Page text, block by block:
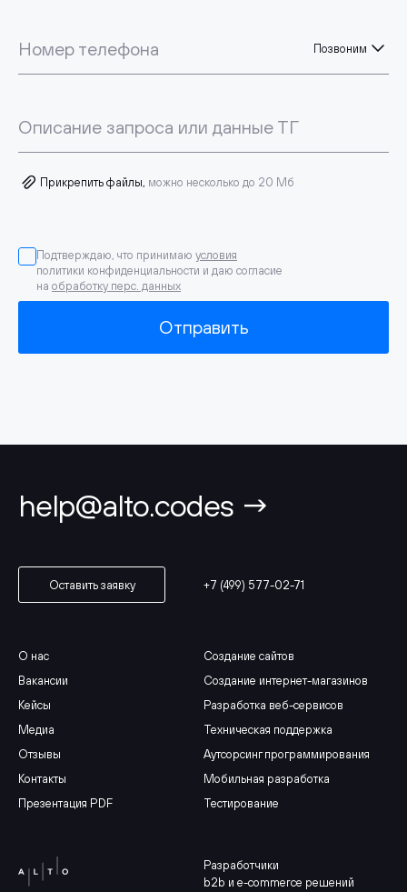
Номер телефона Позвоним
Описание запроса или данные ТГ
Прикрепить файлы, можно несколько до 20 Мб
Подтверждаю, что принимаю условия
политики конфиденциальности и даю согласие
на обработку перс. данных
Отправить
help@alto.codes →
Разработчики
b2b и e-commerce решений
Оставить заявку +7 (499) 577-02-71
О нас
Вакансии
Кейсы
Медиа
Отзывы
Контакты
Презентация PDF
Создание сайтов
Создание интернет-магазинов
Разработка веб-сервисов
Техническая поддержка
Аутсорсинг программирования
Мобильная разработка
Тестирование